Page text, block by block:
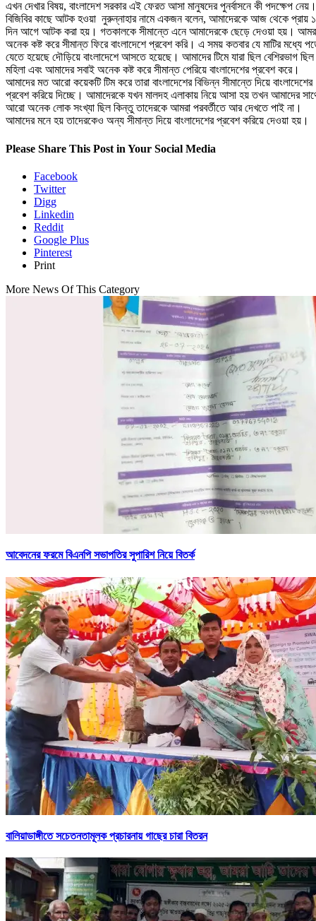
এখন দেখার বিষয়, বাংলাদেশ সরকার এই ফেরত আসা মানুষদের পুনর্বাসনে কী পদক্ষেপ নেয়।
বিজিবির কাছে আটক হওয়া নুরুন্নাহার নামে একজন বলেন, আমাদেরকে আজ থেকে প্রায়
দিন আগে আটক করা হয়। গতকালকে সীমান্তে এনে আমাদেরকে ছেড়ে দেওয়া হয়।
অনেক কষ্ট করে সীমান্ত ফিরে বাংলাদেশে প্রবেশ করি। এ সময় কতবার যে মাটির মধ্যে
যেতে হয়েছে দৌড়িয়ে বাংলাদেশে আসতে হয়েছে। আমাদের টিমে যারা ছিল বেশিরভাগ ছিল
মহিলা এবং আমাদের সবাই অনেক কষ্ট করে সীমান্ত পেরিয়ে বাংলাদেশের প্রবেশ করে।
আমাদের মত আরো কয়েকটি টিম করে তারা বাংলাদেশের বিভিন্ন সীমান্তে দিয়ে বাংলাদেশের
প্রবেশ করিয়ে দিচ্ছে। আমাদেরকে যখন মালদহ এলাকায় নিয়ে আসা হয় তখন আমাদের
আরো অনেক লোক সংখ্যা ছিল কিন্তু তাদেরকে আমরা পরবর্তীতে আর দেখতে পাই না।
আমাদের মনে হয় তাদেরকেও অন্য সীমান্ত দিয়ে বাংলাদেশের প্রবেশ করিয়ে দেওয়া হয়।
Please Share This Post in Your Social Media
Facebook
Twitter
Digg
Linkedin
Reddit
Google Plus
Pinterest
Print
More News Of This Category
আবেদনের ফরমে বিএনপি সভাপতির সুপারিশ নিয়ে বিতর্ক
বালিয়াডাঙ্গীতে সচেতনতামূলক প্রচারনায় গাছের চারা বিতরন